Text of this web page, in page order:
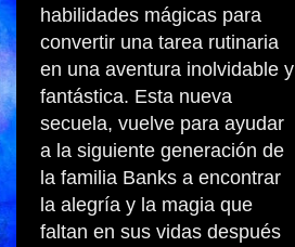
habilidades mágicas para
convertir una tarea rutinaria
en una aventura inolvidable y
fantástica. Esta nueva
secuela, vuelve para ayudar
a la siguiente generación de
la familia Banks a encontrar
la alegría y la magia que
faltan en sus vidas después